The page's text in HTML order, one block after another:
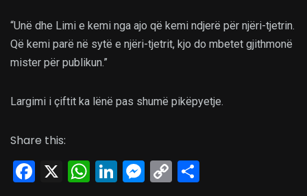
“Unë dhe Limi e kemi nga ajo që kemi ndjerë për njëri-tjetrin.
Që kemi parë në sytë e njëri-tjetrit, kjo do mbetet gjithmonë
mister për publikun.”
Largimi i çiftit ka lënë pas shumë pikëpyetje.
Share this:
Facebook
X WhatsApp
LinkedIn
Messenger
Copy